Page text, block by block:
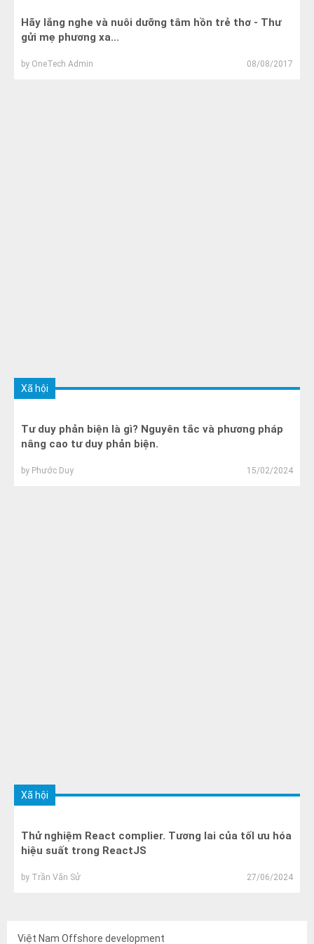
Hãy lắng nghe và nuôi dưỡng tâm hồn trẻ thơ - Thư
gửi mẹ phương xa...
by OneTech Admin 08/08/2017
Xã hội
Tư duy phản biện là gì? Nguyên tắc và phương pháp
nâng cao tư duy phản biện.
by Phước Duy 15/02/2024
Xã hội
Thử nghiệm React complier. Tương lai của tốI ưu hóa
hiệu suất trong ReactJS
by Trần Văn Sử 27/06/2024
Việt Nam Offshore development